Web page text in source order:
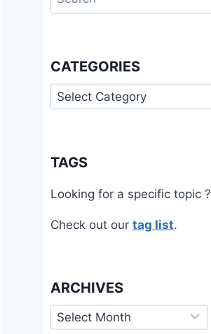
for:
CATEGORIES
Categories
TAGS
Looking for a specific topic ?
Check out our tag list.
ARCHIVES
Archives